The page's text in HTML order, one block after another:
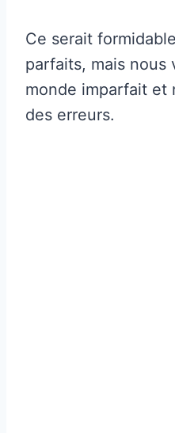
Ce serait
parfaits, mais nous
monde imparfait et
des erreurs.